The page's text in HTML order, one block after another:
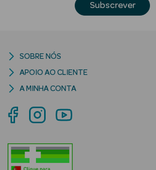
Corpo
Rosto
Solares Bebé e
Subscrever
SOBRE NÓS
APOIO AO CLIENTE
A MINHA CONTA